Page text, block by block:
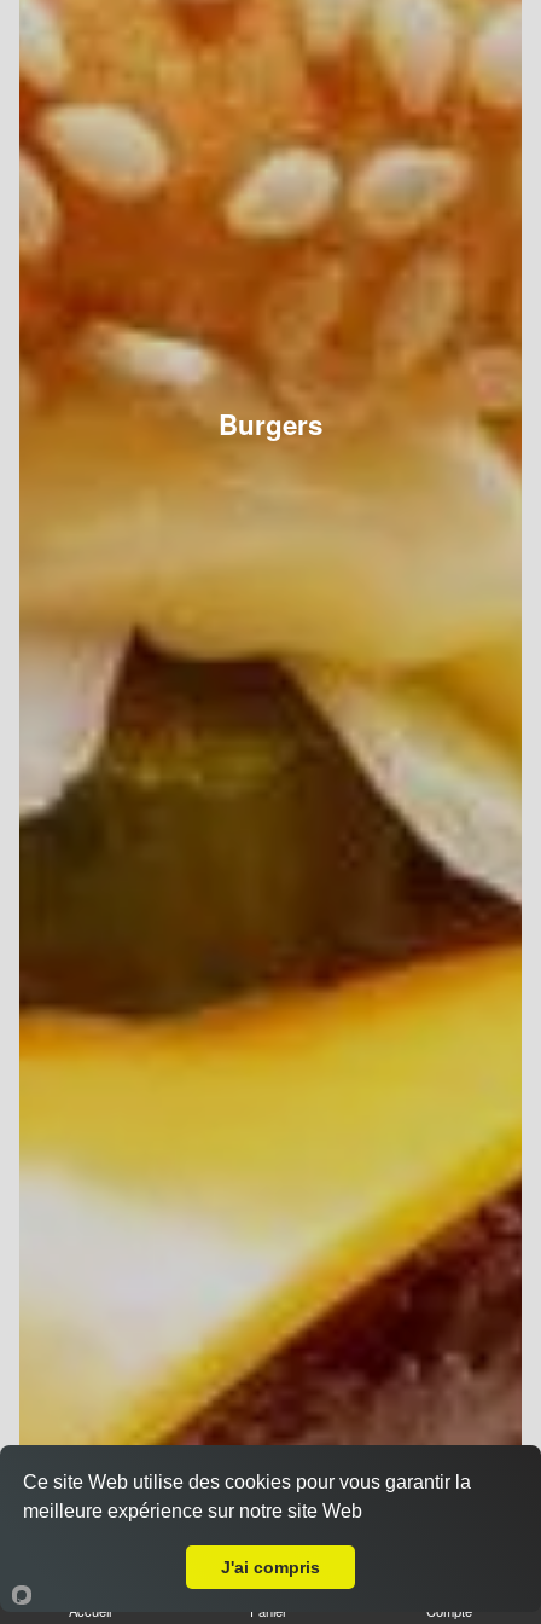
Burgers
Accueil Panier Compte
Ce site Web utilise des cookies pour vous garantir la
meilleure expérience sur notre site Web
J'ai compris